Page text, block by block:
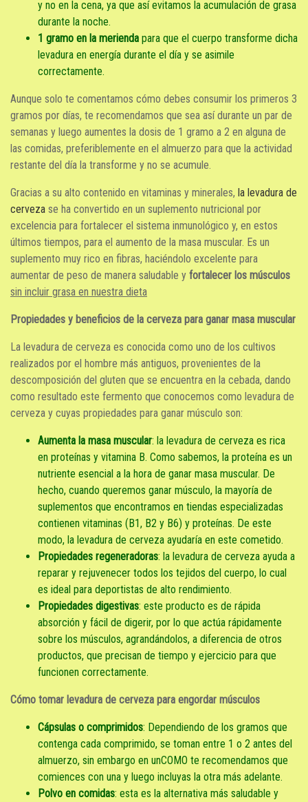
y no en la cena, ya que así evitamos la acumulación de grasa
durante la noche.
1 gramo en la merienda para que el cuerpo transforme dicha
levadura en energía durante el día y se asimile
correctamente.
Aunque solo te comentamos cómo debes consumir los primeros 3
gramos por días, te recomendamos que sea así durante un par de
semanas y luego aumentes la dosis de 1 gramo a 2 en alguna de
las comidas, preferiblemente en el almuerzo para que la actividad
restante del día la transforme y no se acumule.
Gracias a su alto contenido en vitaminas y minerales, la levadura de
cerveza se ha convertido en un suplemento nutricional por
excelencia para fortalecer el sistema inmunológico y, en estos
últimos tiempos, para el aumento de la masa muscular. Es un
suplemento muy rico en fibras, haciéndolo excelente para
aumentar de peso de manera saludable y fortalecer los músculos
sin incluir grasa en nuestra dieta
Propiedades y beneficios de la cerveza para ganar masa muscular
La levadura de cerveza es conocida como uno de los cultivos
realizados por el hombre más antiguos, provenientes de la
descomposición del gluten que se encuentra en la cebada, dando
como resultado este fermento que conocemos como levadura de
cerveza y cuyas propiedades para ganar músculo son:
Aumenta la masa muscular: la levadura de cerveza es rica
en proteínas y vitamina B. Como sabemos, la proteína es un
nutriente esencial a la hora de ganar masa muscular. De
hecho, cuando queremos ganar músculo, la mayoría de
suplementos que encontramos en tiendas especializadas
contienen vitaminas (B1, B2 y B6) y proteínas. De este
modo, la levadura de cerveza ayudaría en este cometido.
Propiedades regeneradoras: la levadura de cerveza ayuda a
reparar y rejuvenecer todos los tejidos del cuerpo, lo cual
es ideal para deportistas de alto rendimiento.
Propiedades digestivas: este producto es de rápida
absorción y fácil de digerir, por lo que actúa rápidamente
sobre los músculos, agrandándolos, a diferencia de otros
productos, que precisan de tiempo y ejercicio para que
funcionen correctamente.
Cómo tomar levadura de cerveza para engordar músculos
Cápsulas o comprimidos: Dependiendo de los gramos que
contenga cada comprimido, se toman entre 1 o 2 antes del
almuerzo, sin embargo en unCOMO te recomendamos que
comiences con una y luego incluyas la otra más adelante.
Polvo en comidas: esta es la alternativa más saludable y